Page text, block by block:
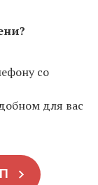
со
для вас